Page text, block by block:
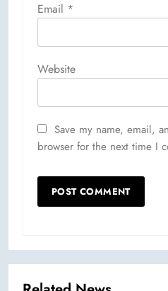
Email *
Website
Save my name, email,
browser for the next time I